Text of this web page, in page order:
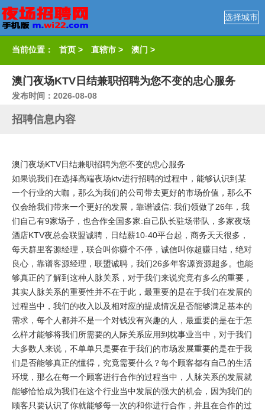
选择城市
当前位置： 首页 > 直辖市 > 澳门 >
澳门夜场KTV日结兼职招聘为您不变的忠心服务
发布时间：2026-08-08
招聘信息内容
澳门夜场KTV日结兼职招聘为您不变的忠心服务
如果说我们在选择高端夜场ktv进行招聘的过程中，能够认识到某
一个行业的大咖，那么为我们的公司带去更好的市场价值，那么不
仅会给我们带来一个更好的发展，靠谱诚信: 我们领做了26年，我
们自己有9家场子，也合作全国多家:自己队长驻场带队，多家夜场
酒店KTV夜总会联盟诚聘，日结薪10-40平台起，商务天天很多，
每天群里客源经理，联合叫你赚个不停，诚信叫你超赚日结，绝对
良心，靠谱客源经理，联盟诚聘，我们26多年客源资源超多。也能
够真正的了解到这种人脉关系，对于我们来说究竟有多么的重要，
其实人脉关系的重要性并不在于此，最重要的是在于我们在发展的
过程当中，我们的收入以及相对应的提成情况是否能够满足基本的
需求，每个人都并不是一个对钱没有兴趣的人，最重要的是在于怎
么样才能够将我们所需要的人际关系应用到枕事业当中，对于我们
大多数人来说，不单单只是要在于我们的市场发展重要的是在于我
们是否能够真正的懂得，究竟需要什么？每个顾客都有自己的生活
环境，那么在每一个顾客进行合作的过程当中，人脉关系的发展就
能够恰恰成为我们在这个行业当中发展的强大的机会，因为我们的
顾客只要认识了你就能够每一次的和你进行合作，并且在合作的过